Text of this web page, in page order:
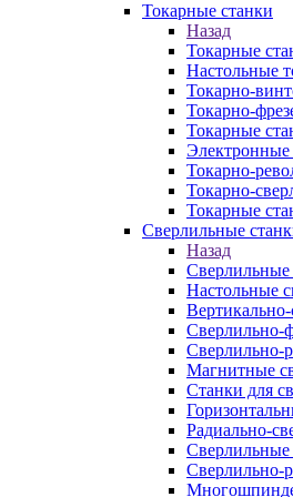
Токарные станки
Назад
Токарные
Настольные
Токарно-
Токарно-
Токарные
Электронные
Токарно-
Токарно-
Токарные
Сверлильные
Назад
Сверлильные
Настольные
Сверлильно-
Сверлильно-
Магнитные
Станки для
Радиально-
Сверлильно-